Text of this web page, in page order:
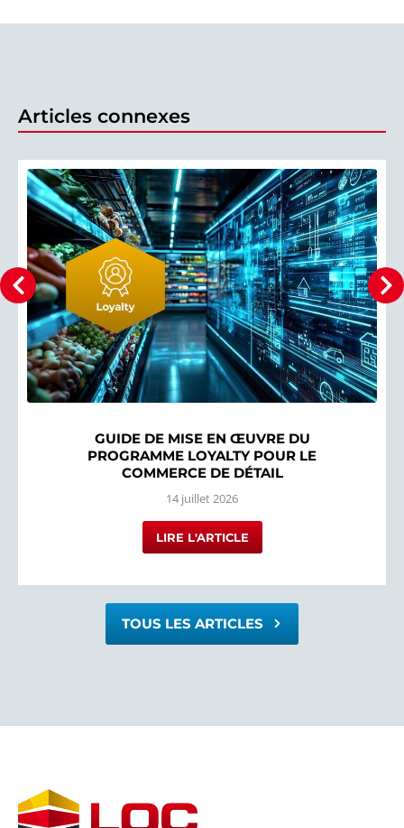
Articles connexes
GUIDE DE MISE EN ŒUVRE DU
PROGRAMME LOYALTY POUR LE
COMMERCE DE DÉTAIL
14 juillet 2026
LIRE L'ARTICLE
TOUS LES ARTICLES